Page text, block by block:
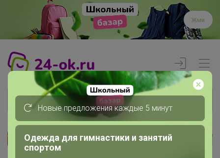
Жми
Новые предложения каждые 5 минут
Одежда для гимнастики и занятий
спортом